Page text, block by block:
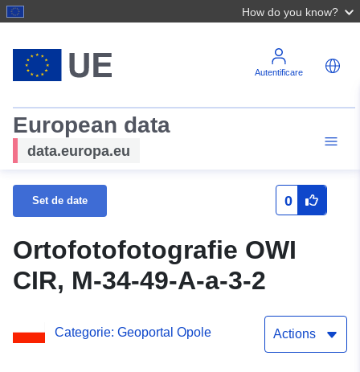
How do you know?
Autentificare
European data
data.europa.eu
Set de date 0
Ortofotofotografie OWI
CIR, M-34-49-A-a-3-2
Categorie: Geoportal Opole Actions